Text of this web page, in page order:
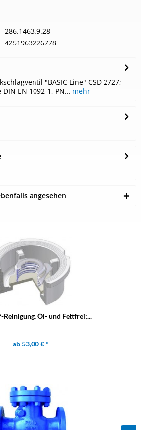
286.1463.9.28
4251963226778
"BASIC-Line" CSD 2727;
EN 1092-1, PN... mehr
angesehen
Reinigung, Öl- und Fettfrei;...
ab 53,00 € *